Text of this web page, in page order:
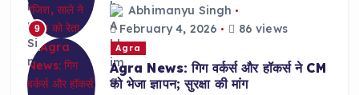
9
Abhimanyu Singh
February 4, 2026
86 views
Agra
Agra News: गिग वर्कर्स और हॉकर्स ने CM
को भेजा ज्ञापन; सुरक्षा की मांग